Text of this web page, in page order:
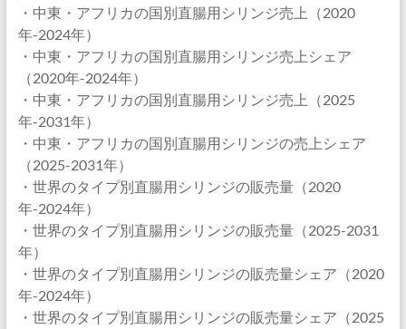
・中東・アフリカの国別直腸用シリンジ売上（2020
年-2024年）
・中東・アフリカの国別直腸用シリンジ売上シェア
（2020年-2024年）
・中東・アフリカの国別直腸用シリンジ売上（2025
年-2031年）
・中東・アフリカの国別直腸用シリンジの売上シェア
（2025-2031年）
・世界のタイプ別直腸用シリンジの販売量（2020
年-2024年）
・世界のタイプ別直腸用シリンジの販売量（2025-2031
年）
・世界のタイプ別直腸用シリンジの販売量シェア（2020
年-2024年）
・世界のタイプ別直腸用シリンジの販売量シェア（2025